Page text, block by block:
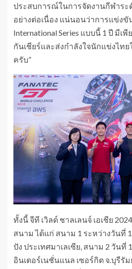
ประสบการณ์ในการจัดงานกีฬาระ
อย่างต่อเนื่อง แน่นอนว่าการแข่ง
International Series แบบนี้ 1 ปี มีเ
กันเชียร์และส่งกำลังใจนักแข่งไท
ครับ”
ทั้งนี้ จีที เวิลด์ ชาลเลนจ์ เอเชีย
สนาม ได้แก่ สนาม 1 ระหว่างวันที่
ปัง ประเทศมาเลเซีย, สนาม 2 วันที่
อินเตอร์เนชั่นแนล เซอร์กิต จ.บุรีรั